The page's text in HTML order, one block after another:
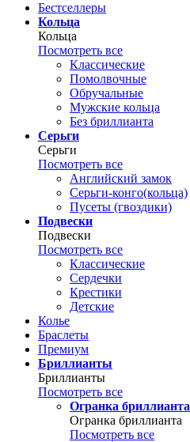
Бестселлеры
Кольца
Кольца
Посмотреть все
Классические
Помолвочные
Обручальные
Мужские кольца
Без бриллианта
Серьги
Серьги
Посмотреть все
Английский замок
Серьги-конго(кольца)
Пусеты (гвоздики)
Подвески
Подвески
Посмотреть все
Классические
Сердечки
Крестики
Детские
Колье
Браслеты
Премиум
Бриллианты
Бриллианты
Посмотреть все
Огранка бриллианта
Огранка бриллианта
Посмотреть все